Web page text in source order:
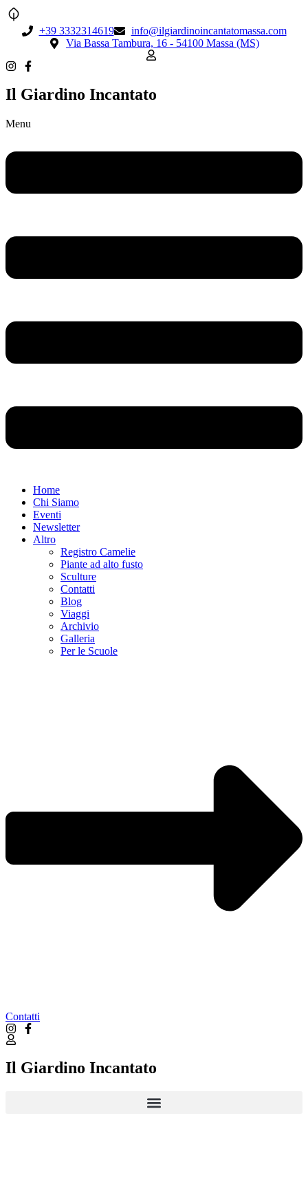
+39 3332314619
info@ilgiardinoincantatomassa.com
Via Bassa Tambura, 16 - 54100 Massa (MS)
Il Giardino Incantato
Menu
Home
Chi Siamo
Eventi
Newsletter
Altro
Registro Camelie
Piante ad alto fusto
Sculture
Contatti
Blog
Viaggi
Archivio
Galleria
Per le Scuole
Contatti
Il Giardino Incantato